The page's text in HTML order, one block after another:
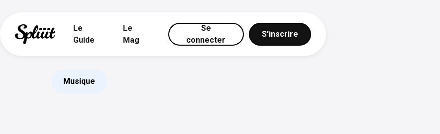
Le
Guide
Le
Mag
Se
connecter
S'inscrire
Musique